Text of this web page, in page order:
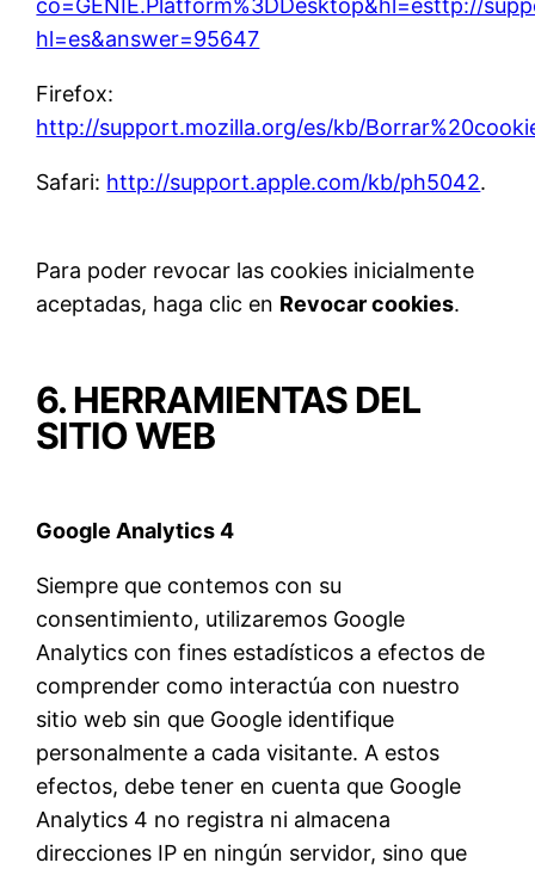
co=GENIE.Platform%3DDesktop&hl=esttp://
hl=es&answer=95647
Firefox:
http://support.mozilla.org/es/kb/
Safari: http://support.apple.com/kb/ph5042.
Para poder revocar las cookies inicialmente
aceptadas, haga clic en Revocar cookies.
6. HERRAMIENTAS DEL
SITIO WEB
Google Analytics 4
Siempre que contemos con su
consentimiento, utilizaremos Google
Analytics con fines estadísticos a efectos de
comprender como interactúa con nuestro
sitio web sin que Google identifique
personalmente a cada visitante. A estos
efectos, debe tener en cuenta que Google
Analytics 4 no registra ni almacena
direcciones IP en ningún servidor, sino que